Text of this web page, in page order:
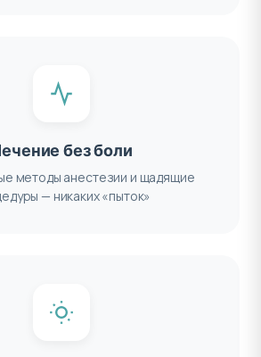
без боли
методы анестезии и щадящие
— никаких «пыток»